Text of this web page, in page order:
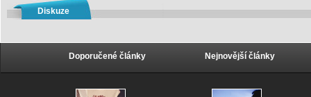
Diskuze
Doporučené články Nejnovější články